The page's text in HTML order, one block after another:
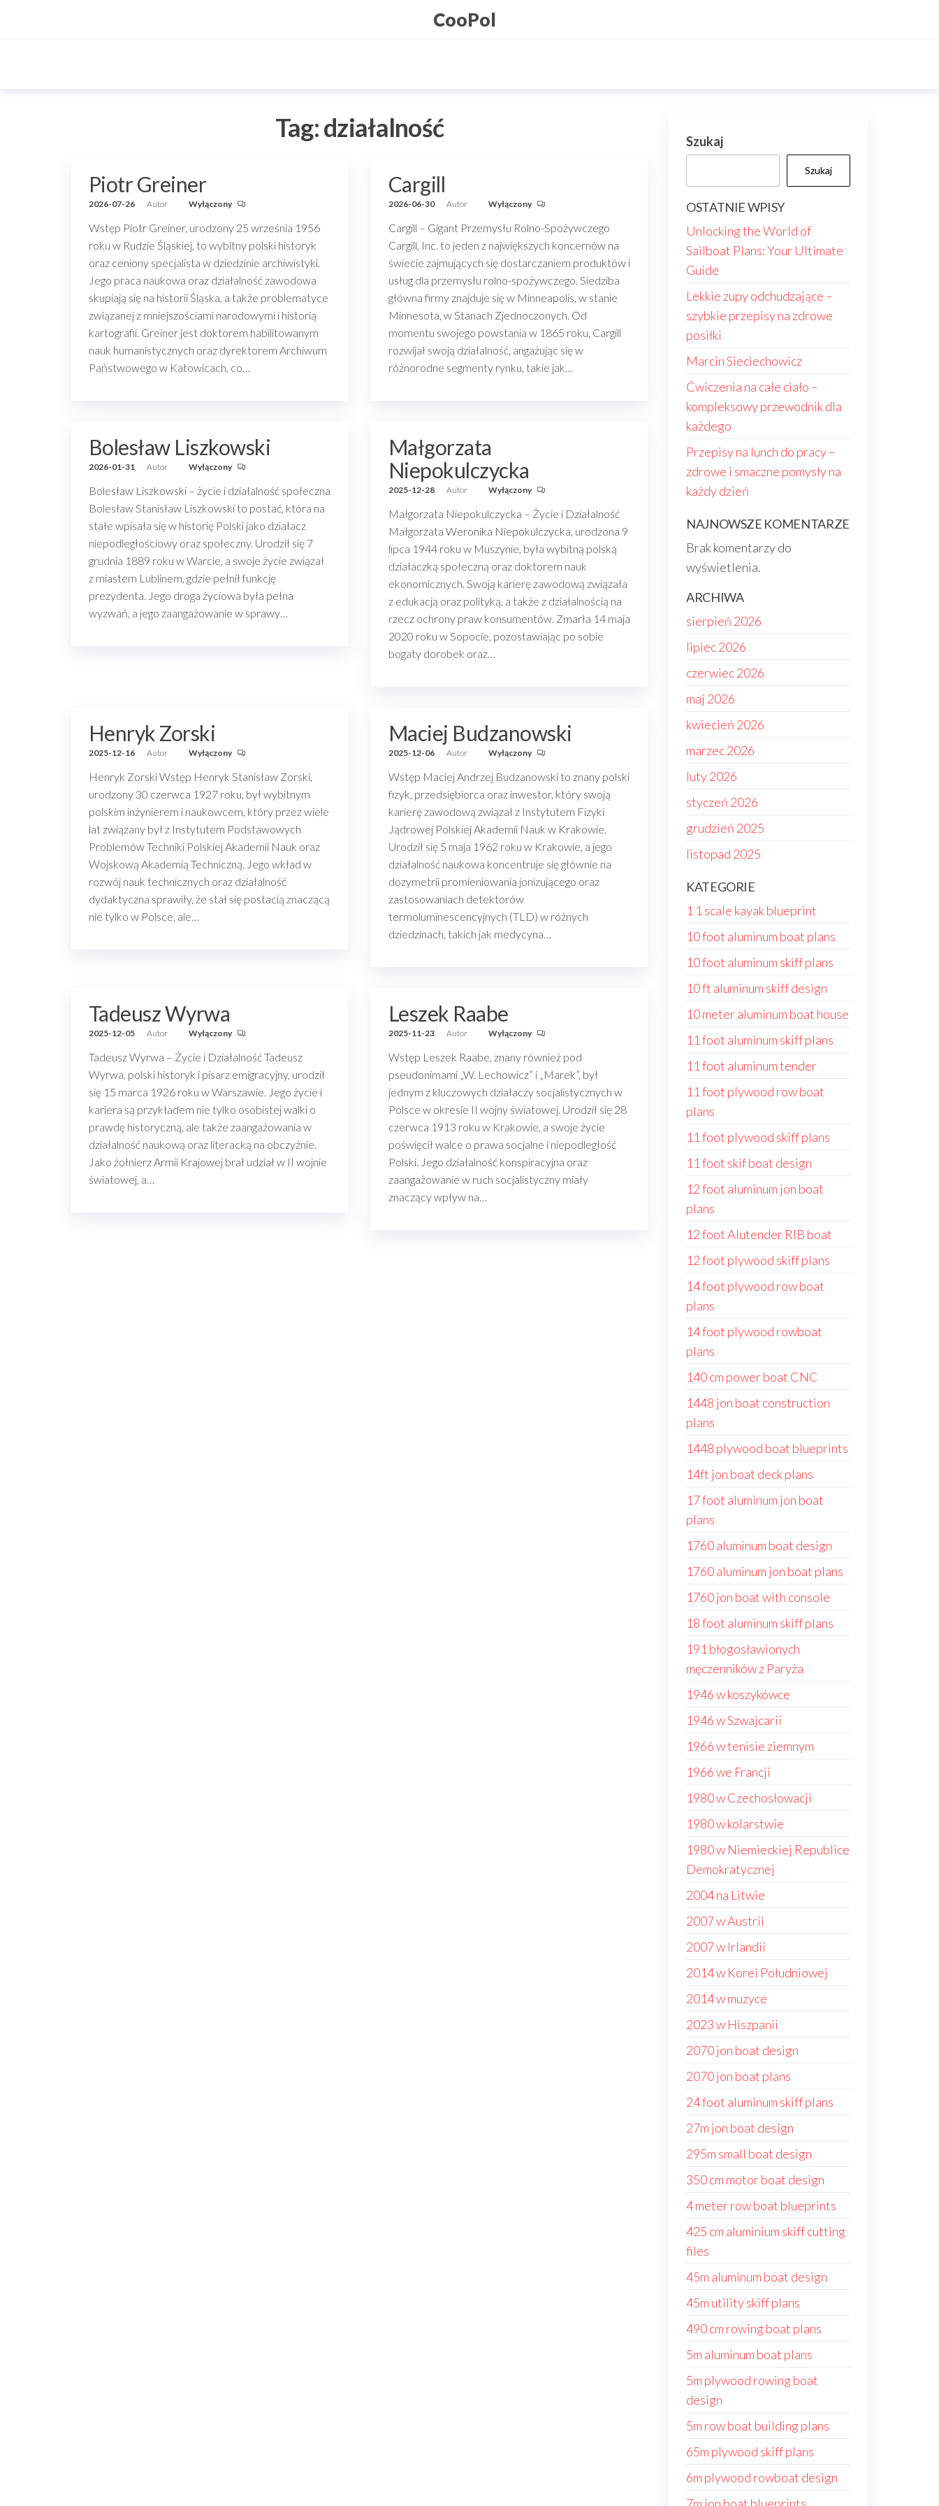
CooPol
Tag:działalność
Piotr Greiner
2026-07-26 Autor Wyłączony
Wstęp Piotr Greiner, urodzony 25 września 1956
roku w Rudzie Śląskiej, to wybitny polski historyk
oraz ceniony specjalista w dziedzinie archiwistyki.
Jego praca naukowa oraz działalność zawodowa
skupiają się na historii Śląska, a także problematyce
związanej z mniejszościami narodowymi i historią
kartografii. Greiner jest doktorem habilitowanym
nauk humanistycznych oraz dyrektorem Archiwum
Państwowego w Katowicach, co…
Cargill
2026-06-30 Autor Wyłączony
Cargill – Gigant Przemysłu Rolno-Spożywczego
Cargill, Inc. to jeden z największych koncernów na
świecie zajmujących się dostarczaniem produktów i
usług dla przemysłu rolno-spożywczego. Siedziba
główna firmy znajduje się w Minneapolis, w stanie
Minnesota, w Stanach Zjednoczonych. Od
momentu swojego powstania w 1865 roku, Cargill
rozwijał swoją działalność, angażując się w
różnorodne segmenty rynku, takie jak…
Bolesław Liszkowski
2026-01-31 Autor Wyłączony
Bolesław Liszkowski – życie i działalność społeczna
Bolesław Stanisław Liszkowski to postać, która na
stałe wpisała się w historię Polski jako działacz
niepodległościowy oraz społeczny. Urodził się 7
grudnia 1889 roku w Warcie, a swoje życie związał
z miastem Lublinem, gdzie pełnił funkcję
prezydenta. Jego droga życiowa była pełna
wyzwań, a jego zaangażowanie w sprawy…
Małgorzata
Niepokulczycka
2025-12-28 Autor Wyłączony
Małgorzata Niepokulczycka – Życie i Działalność
Małgorzata Weronika Niepokulczycka, urodzona 9
lipca 1944 roku w Muszynie, była wybitną polską
działaczką społeczną oraz doktorem nauk
ekonomicznych. Swoją karierę zawodową związała
z edukacją oraz polityką, a także z działalnością na
rzecz ochrony praw konsumentów. Zmarła 14 maja
2020 roku w Sopocie, pozostawiając po sobie
bogaty dorobek oraz…
Henryk Zorski
2025-12-16 Autor Wyłączony
Henryk Zorski Wstęp Henryk Stanisław Zorski,
urodzony 30 czerwca 1927 roku, był wybitnym
polskim inżynierem i naukowcem, który przez wiele
lat związany był z Instytutem Podstawowych
Problemów Techniki Polskiej Akademii Nauk oraz
Wojskową Akademią Techniczną. Jego wkład w
rozwój nauk technicznych oraz działalność
dydaktyczna sprawiły, że stał się postacią znaczącą
nie tylko w Polsce, ale…
Maciej Budzanowski
2025-12-06 Autor Wyłączony
Wstęp Maciej Andrzej Budzanowski to znany polski
fizyk, przedsiębiorca oraz inwestor, który swoją
karierę zawodową związał z Instytutem Fizyki
Jądrowej Polskiej Akademii Nauk w Krakowie.
Urodził się 5 maja 1962 roku w Krakowie, a jego
działalność naukowa koncentruje się głównie na
dozymetrii promieniowania jonizującego oraz
zastosowaniach detektorów
termoluminescencyjnych (TLD) w różnych
dziedzinach, takich jak medycyna…
Tadeusz Wyrwa
2025-12-05 Autor Wyłączony
Tadeusz Wyrwa – Życie i Działalność Tadeusz
Wyrwa, polski historyk i pisarz emigracyjny, urodził
się 15 marca 1926 roku w Warszawie. Jego życie i
kariera są przykładem nie tylko osobistej walki o
prawdę historyczną, ale także zaangażowania w
działalność naukową oraz literacką na obczyźnie.
Jako żołnierz Armii Krajowej brał udział w II wojnie
światowej, a…
Leszek Raabe
2025-11-23 Autor Wyłączony
Wstęp Leszek Raabe, znany również pod
pseudonimami „W. Lechowicz” i „Marek”, był
jednym z kluczowych działaczy socjalistycznych w
Polsce w okresie II wojny światowej. Urodził się 28
czerwca 1913 roku w Krakowie, a swoje życie
poświęcił walce o prawa socjalne i niepodległość
Polski. Jego działalność konspiracyjna oraz
zaangażowanie w ruch socjalistyczny miały
znaczący wpływ na…
Szukaj
Szukaj
OSTATNIE WPISY
Unlocking the World of
Sailboat Plans: Your Ultimate
Guide
Lekkie zupy odchudzające –
szybkie przepisy na zdrowe
posiłki
Marcin Sieciechowicz
Ćwiczenia na całe ciało –
kompleksowy przewodnik dla
każdego
Przepisy na lunch do pracy –
zdrowe i smaczne pomysły na
każdy dzień
NAJNOWSZE KOMENTARZE
Brak komentarzy do
wyświetlenia.
ARCHIWA
sierpień 2026
lipiec 2026
czerwiec 2026
maj 2026
kwiecień 2026
marzec 2026
luty 2026
styczeń 2026
grudzień 2025
listopad 2025
KATEGORIE
1 1 scale kayak blueprint
10 foot aluminum boat plans
10 foot aluminum skiff plans
10 ft aluminum skiff design
10 meter aluminum boat house
11 foot aluminum skiff plans
11 foot aluminum tender
11 foot plywood row boat
plans
11 foot plywood skiff plans
11 foot skif boat design
12 foot aluminum jon boat
plans
12 foot Alutender RIB boat
12 foot plywood skiff plans
14 foot plywood row boat
plans
14 foot plywood rowboat
plans
140 cm power boat CNC
1448 jon boat construction
plans
1448 plywood boat blueprints
14ft jon boat deck plans
17 foot aluminum jon boat
plans
1760 aluminum boat design
1760 aluminum jon boat plans
1760 jon boat with console
18 foot aluminum skiff plans
191 błogosławionych
męczenników z Paryża
1946 w koszykówce
1946 w Szwajcarii
1966 w tenisie ziemnym
1966 we Francji
1980 w Czechosłowacji
1980 w kolarstwie
1980 w Niemieckiej Republice
Demokratycznej
2004 na Litwie
2007 w Austrii
2007 w Irlandii
2014 w Korei Południowej
2014 w muzyce
2023 w Hiszpanii
2070 jon boat design
2070 jon boat plans
24 foot aluminum skiff plans
27m jon boat design
295m small boat design
350 cm motor boat design
4 meter row boat blueprints
425 cm aluminium skiff cutting
files
45m aluminum boat design
45m utility skiff plans
490 cm rowing boat plans
5m aluminum boat plans
5m plywood rowing boat
design
5m row boat building plans
65m plywood skiff plans
6m plywood rowboat design